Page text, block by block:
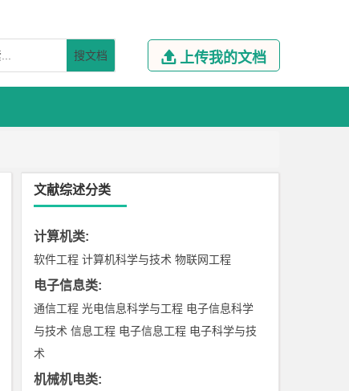
搜文档  上传我的文档
文献综述分类
计算机类:
软件工程 计算机科学与技术 物联网工程
电子信息类:
通信工程 光电信息科学与工程 电子信息科学
与技术 信息工程 电子信息工程 电子科学与技
术
机械机电类: